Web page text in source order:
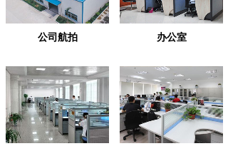
公司航拍 办公室